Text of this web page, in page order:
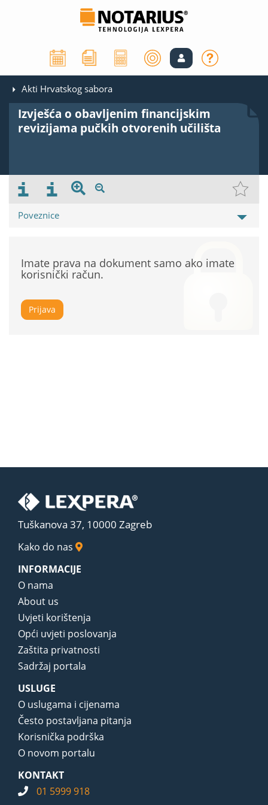
Akti Hrvatskog sabora
Izvješća o obavljenim financijskim
revizijama pučkih otvorenih učilišta
Poveznice
Imate prava na dokument samo ako imate
korisnički račun.
Prijava
Tuškanova 37, 10000 Zagreb
Kako do nas
INFORMACIJE
O nama
About us
Uvjeti korištenja
Opći uvjeti poslovanja
Zaštita privatnosti
Sadržaj portala
USLUGE
O uslugama i cijenama
Često postavljana pitanja
Korisnička podrška
O novom portalu
KONTAKT
01 5999 918